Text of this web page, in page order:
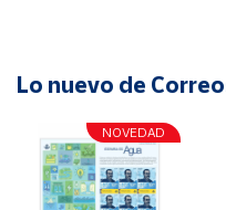
Lo nuevo de
NOVEDAD